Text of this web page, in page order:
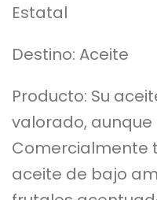
Estatal
Destino: Aceite
Producto: Su
valorado,
Comercialmente
aceite de bajo